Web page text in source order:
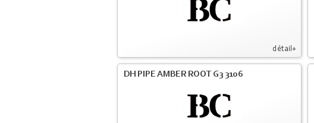
détail+
DH PIPE AMBER ROOT G3 3106